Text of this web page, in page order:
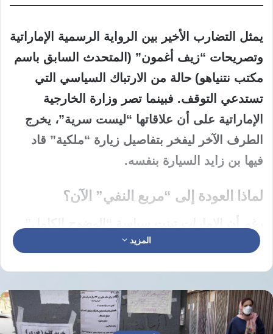
يمثل التضارب الأخير بين الرواية الرسمية الإماراتية
وتصريحات “زيف أغمون” (المتحدث السابق باسم
مكتب نتنياهو) حالة من الارتباك السياسي التي
تستدعي التوقف. فبينما تصر وزارة الخارجية
الإماراتية على أن علاقاتها “ليست سرية”، يخرج
الطرف الآخر ليفخر بتفاصيل زيارة “ملكية” قاد
فيها بن زايد السيارة بنفسه.
لماذا العودة إلى “مربع النفي” الآن؟
في علاقاتها مع الكيان الصهيوني، إلا أنه قد كشف
غير معلنة قام بها بنيامين نتنياهو مؤخرا، وأوضح
المسؤول السابق أن الاستقبال في العاصمة
المزيد